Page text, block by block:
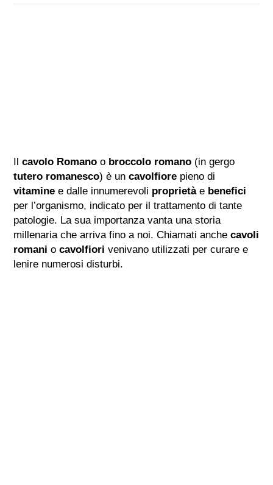
Ilcavolo Romano o broccolo romano (in gergo
tutero romanesco) è uncavolfiore pieno di
vitamine e dalle innumerevoli proprietàe benefici
per l’organismo, indicato per il trattamento di tante
patologie. La sua importanza vanta una storia
millenaria che arriva fino a noi. Chiamati anchecavoli
romani ocavolfiori venivano utilizzati per curare e
lenire numerosi disturbi.